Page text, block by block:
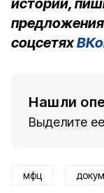
истории,
предложения
соцсетях
Нашли
Выделите
мфц